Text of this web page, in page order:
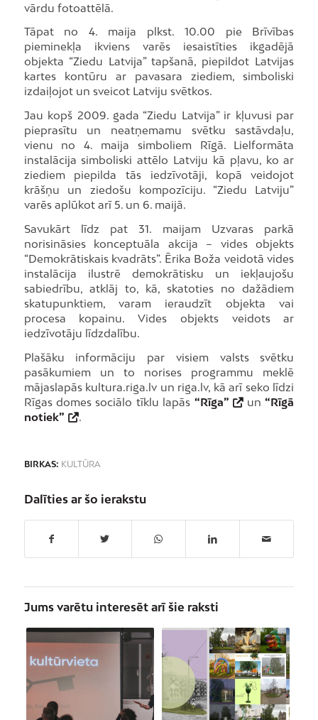
vārdu fotoattēlā.
Tāpat no 4. maija plkst. 10.00 pie Brīvības
pieminekļa ikviens varēs iesaistīties ikgadējā
objekta “Ziedu Latvija” tapšanā, piepildot Latvijas
kartes kontūru ar pavasara ziediem, simboliski
izdaiļojot un sveicot Latviju svētkos.
Jau kopš 2009. gada “Ziedu Latvija” ir kļuvusi par
pieprasītu un neatņemamu svētku sastāvdaļu,
vienu no 4. maija simboliem Rīgā. Lielformāta
instalācija simboliski attēlo Latviju kā pļavu, ko ar
ziediem piepilda tās iedzīvotāji, kopā veidojot
krāšņu un ziedošu kompozīciju. “Ziedu Latviju”
varēs aplūkot arī 5. un 6. maijā.
Savukārt līdz pat 31. maijam Uzvaras parkā
norisināsies konceptuāla akcija – vides objekts
“Demokrātiskais kvadrāts”. Ērika Boža veidotā vides
instalācija ilustrē demokrātisku un iekļaujošu
sabiedrību, atklāj to, kā, skatoties no dažādiem
skatupunktiem, varam ieraudzīt objekta vai
procesa kopainu. Vides objekts veidots ar
iedzīvotāju līdzdalību.
Plašāku informāciju par visiem valsts svētku
pasākumiem un to norises programmu meklē
mājaslapās kultura.riga.lv un riga.lv, kā arī seko līdzi
Rīgas domes sociālo tīklu lapās “Rīga” un“Rīgā
notiek”
.
BIRKAS: KULTŪRA
Dalīties ar šo ierakstu
Jums varētu interesēt arī šie raksti